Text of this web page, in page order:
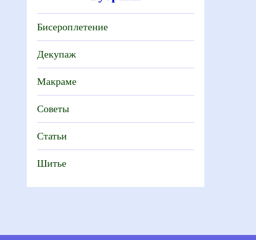
Бисероплетение
Декупаж
Макраме
Советы
Статьи
Шитье